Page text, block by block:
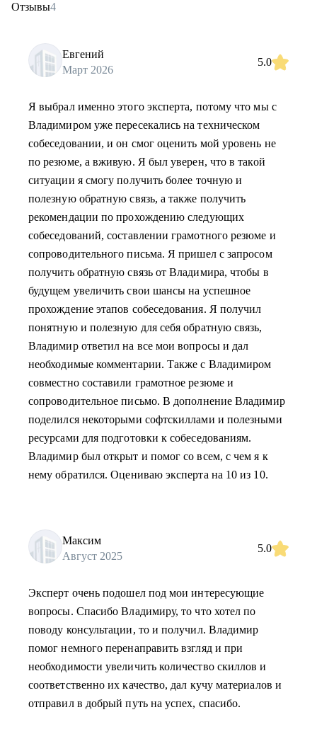
Отзывы4
Евгений
Март 2026
5.0
Я выбрал именно этого эксперта, потому что мы с
Владимиром уже пересекались на техническом
собеседовании, и он смог оценить мой уровень не
по резюме, а вживую. Я был уверен, что в такой
ситуации я смогу получить более точную и
полезную обратную связь, а также получить
рекомендации по прохождению следующих
собеседований, составлении грамотного резюме и
сопроводительного письма. Я пришел с запросом
получить обратную связь от Владимира, чтобы в
будущем увеличить свои шансы на успешное
прохождение этапов собеседования. Я получил
понятную и полезную для себя обратную связь,
Владимир ответил на все мои вопросы и дал
необходимые комментарии. Также с Владимиром
совместно составили грамотное резюме и
сопроводительное письмо. В дополнение Владимир
поделился некоторыми софтскиллами и полезными
ресурсами для подготовки к собеседованиям.
Владимир был открыт и помог со всем, с чем я к
нему обратился. Оцениваю эксперта на 10 из 10.
Максим
Август 2025
5.0
Эксперт очень подошел под мои интересующие
вопросы. Спасибо Владимиру, то что хотел по
поводу консультации, то и получил. Владимир
помог немного перенаправить взгляд и при
необходимости увеличить количество скиллов и
соответственно их качество, дал кучу материалов и
отправил в добрый путь на успех, спасибо.